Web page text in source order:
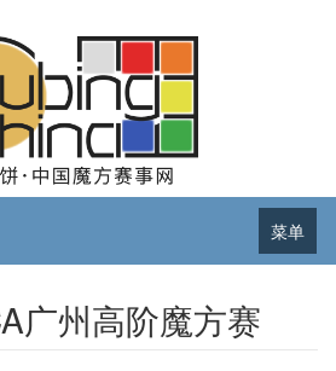
菜单
广州高阶魔方赛